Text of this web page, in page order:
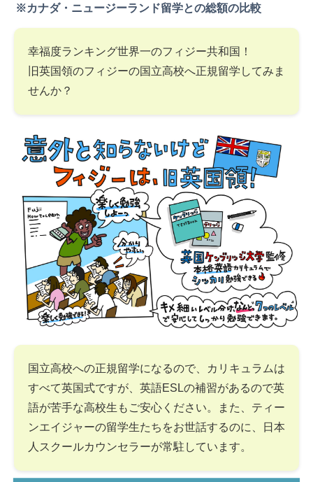
※カナダ・ニュージーランド留学との総額の比較
幸福度ランキング世界一のフィジー共和国！
旧英国領のフィジーの国立高校へ正規留学してみま
せんか？
国立高校への正規留学になるので、カリキュラムは
すべて英国式ですが、英語ESLの補習があるので英
語が苦手な高校生もご安心ください。また、ティー
ンエイジャーの留学生たちをお世話するのに、日本
人スクールカウンセラーが常駐しています。